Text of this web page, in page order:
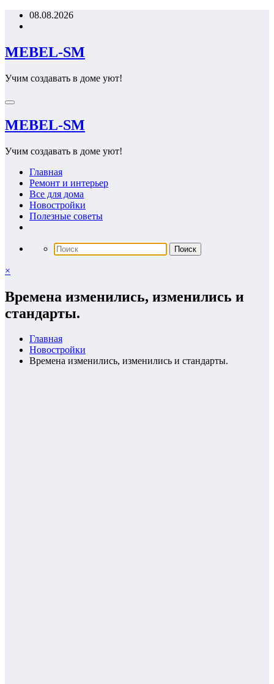
Перейти08.08.2026
MEBEL-SM
Учим создавать в доме уют!
MEBEL-SM
Учим создавать в доме уют!
Главная
Ремонт и интерьер
Все для дома
Новостройки
Полезные советы
×
Времена изменились, изменились и
стандарты.
Главная
Новостройки
Времена изменились, изменились и стандарты.